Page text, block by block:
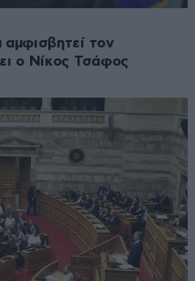
τον
ο Νίκος Τσάφος